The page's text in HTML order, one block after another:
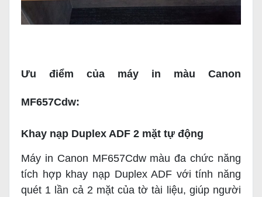
Ưu điểm của máy in màu Canon
MF657Cdw:
Khay nạp Duplex ADF 2 mặt tự động
Máy in Canon MF657Cdw màu đa chức năng
tích hợp khay nạp Duplex ADF với tính năng
quét 1 lần cả 2 mặt của tờ tài liệu, giúp người